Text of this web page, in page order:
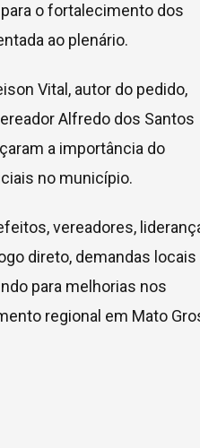
o fortalecimento dos
ao plenário.
Vital, autor do pedido,
Alfredo dos Santos
a importância do
no município.
vereadores,
direto, demandas locais
para melhorias nos
regional em Mato